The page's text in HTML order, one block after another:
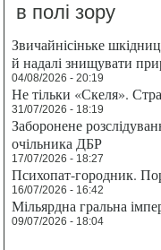
в полі зору
Звичайнісіньке
й надалі знищувати
04/08/2026 - 20:19
Не тільки «Скеля».
31/07/2026 - 18:19
Заборонене
очільника ДБР
17/07/2026 - 18:27
Психопат-городник.
16/07/2026 - 16:42
Мільярдна гральна
09/07/2026 - 18:04